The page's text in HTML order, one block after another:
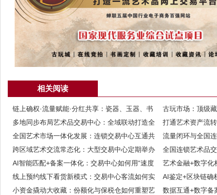
相关阅读
链上确权·流量赋能·分红共享：瓷器、玉器、书
画三类资产的流通闭环新范式
古玩市场：顶级
多地同步布局艺术品交易中心：全域联动打造全
国统一流量市场
打通艺术资产流
活力
全国艺术市场一体化发展：连锁交易中心互通共
享全网流量资源
流量闭环与全国
破解流通困局
跨区域艺术交流常态化：大型交易中心定期举办
全国性藏品交流展会
全国连锁艺术品
量壁垒
AI智能匹配+备案一体化：交易中心如何用“速度
与规范”重塑藏品交易生态？
艺术金融+数字化
从“静态观赏”走向
线上预约线下看货新模式：交易中心客流如何实
现稳定增长？
AI鉴定+区块链确
擎”引爆六类藏品
小资金撬动大收藏：份额化与保税仓如何重塑艺
数据互通+数字备